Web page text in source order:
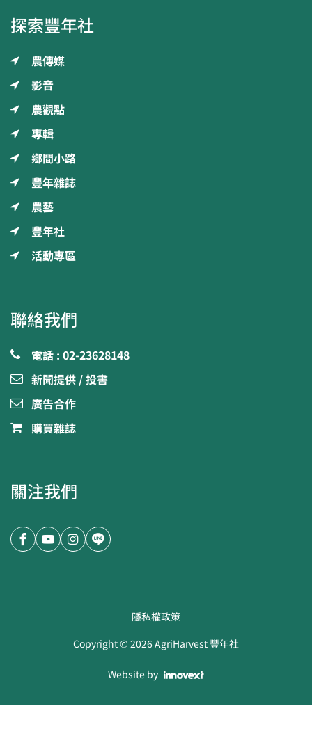
探索豐年社
農傳媒
影音
農觀點
專輯
鄉間小路
豐年雜誌
農藝
豐年社
活動專區
聯絡我們
電話 : 02-23628148
新聞提供 / 投書
廣告合作
購買雜誌
關注我們
隱私權政策
Copyright ©2026AgriHarvest 豐年社
Website by